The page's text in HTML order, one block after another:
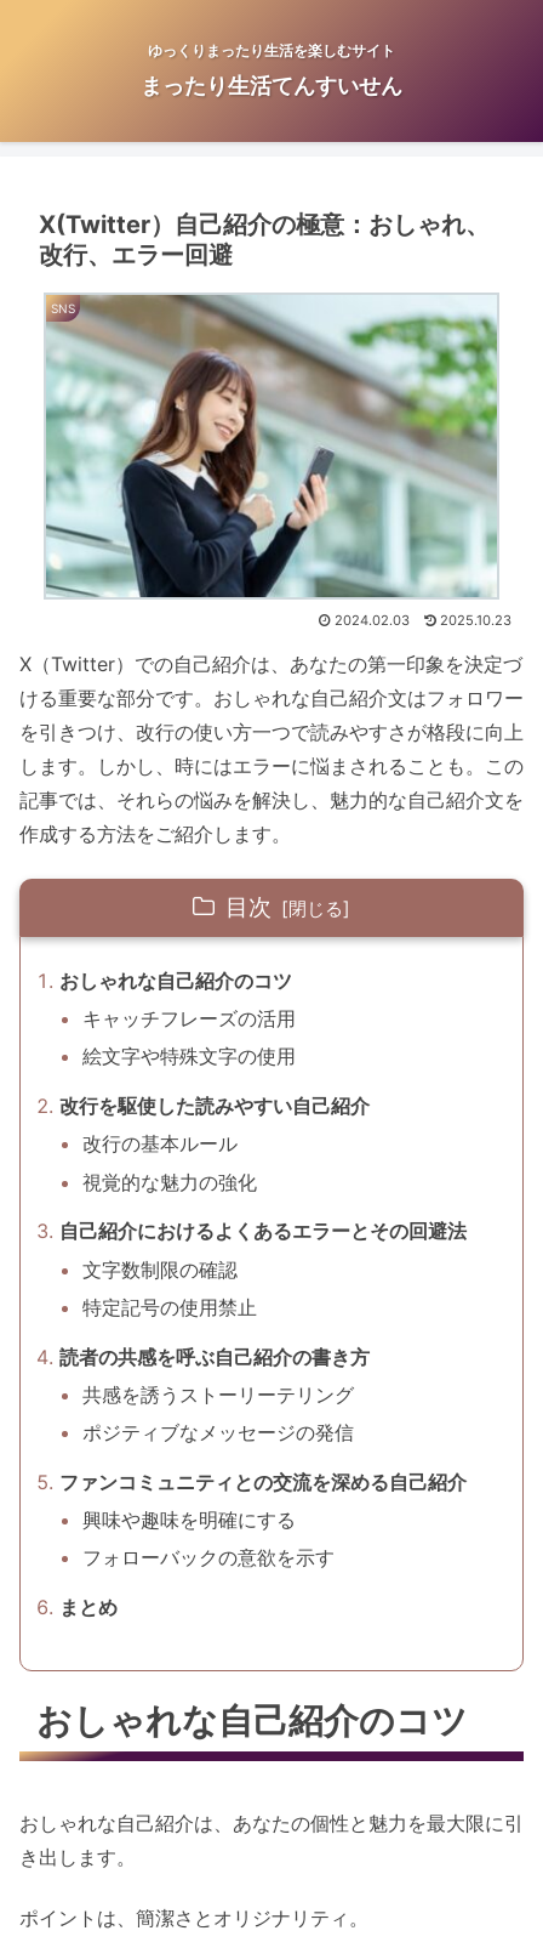
ゆっくりまったり生活を楽しむサイト
まったり生活てんすいせん
X(Twitter）自己紹介の極意：おしゃれ、
改行、エラー回避
SNS
2024.02.03 2025.10.23
X（Twitter）での自己紹介は、あなたの第一印象を決定づ
ける重要な部分です。おしゃれな自己紹介文はフォロワー
を引きつけ、改行の使い方一つで読みやすさが格段に向上
します。しかし、時にはエラーに悩まされることも。この
記事では、それらの悩みを解決し、魅力的な自己紹介文を
作成する方法をご紹介します。
目次
おしゃれな自己紹介のコツ
キャッチフレーズの活用
絵文字や特殊文字の使用
改行を駆使した読みやすい自己紹介
改行の基本ルール
視覚的な魅力の強化
自己紹介におけるよくあるエラーとその回避法
文字数制限の確認
特定記号の使用禁止
読者の共感を呼ぶ自己紹介の書き方
共感を誘うストーリーテリング
ポジティブなメッセージの発信
ファンコミュニティとの交流を深める自己紹介
興味や趣味を明確にする
フォローバックの意欲を示す
まとめ
おしゃれな自己紹介のコツ
おしゃれな自己紹介は、あなたの個性と魅力を最大限に引
き出します。
ポイントは、簡潔さとオリジナリティ。